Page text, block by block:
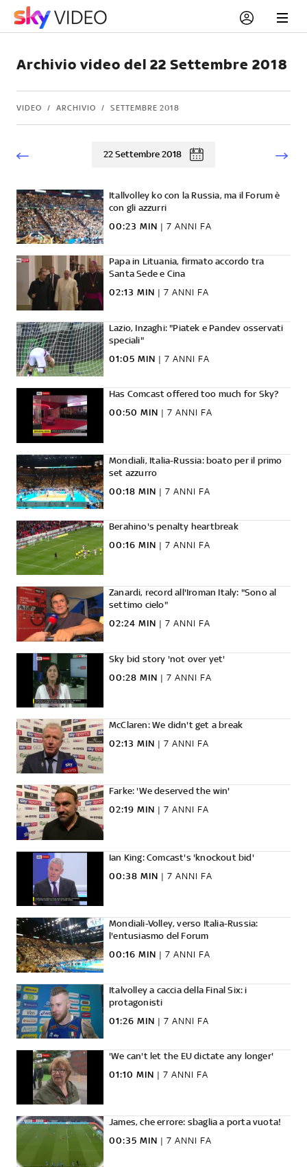
Archivio video del 22 Settembre 2018
VIDEO ARCHIVIO SETTEMBRE 2018
22 Settembre 2018
Itallvolley ko con la Russia, ma il Forum è
con gli azzurri
00:23 MIN | 7 ANNI FA
Papa in Lituania, firmato accordo tra
Santa Sede e Cina
02:13 MIN | 7 ANNI FA
Lazio, Inzaghi: "Piatek e Pandev osservati
speciali"
01:05 MIN | 7 ANNI FA
Has Comcast offered too much for Sky?
00:50 MIN | 7 ANNI FA
Mondiali, Italia-Russia: boato per il primo
set azzurro
00:18 MIN | 7 ANNI FA
Berahino's penalty heartbreak
00:16 MIN | 7 ANNI FA
Zanardi, record all'Iroman Italy: "Sono al
settimo cielo"
02:24 MIN | 7 ANNI FA
Sky bid story 'not over yet'
00:28 MIN | 7 ANNI FA
McClaren: We didn't get a break
02:13 MIN | 7 ANNI FA
Farke: 'We deserved the win'
02:19 MIN | 7 ANNI FA
Ian King: Comcast's 'knockout bid'
00:38 MIN | 7 ANNI FA
Mondiali-Volley, verso Italia-Russia:
l'entusiasmo del Forum
00:16 MIN | 7 ANNI FA
Italvolley a caccia della Final Six: i
protagonisti
01:26 MIN | 7 ANNI FA
'We can't let the EU dictate any longer'
01:10 MIN | 7 ANNI FA
James, che errore: sbaglia a porta vuota!
00:35 MIN | 7 ANNI FA